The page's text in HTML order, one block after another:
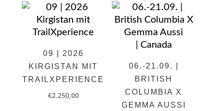
09 | 2026
KIRGISTAN MIT
TRAILXPERIENCE
€2.250,00
06.-21.09. |
BRITISH
COLUMBIA X
GEMMA AUSSI